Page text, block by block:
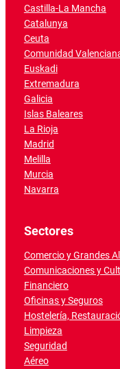
Castilla-La Mancha
Catalunya
Ceuta
Comunidad
Euskadi
Extremadura
Galicia
Islas Baleares
La Rioja
Madrid
Melilla
Murcia
Navarra
Sectores
Comercio y Grandes
Comunicaciones y
Financiero
Oficinas y Seguros
Hostelería,
Limpieza
Seguridad
Aéreo